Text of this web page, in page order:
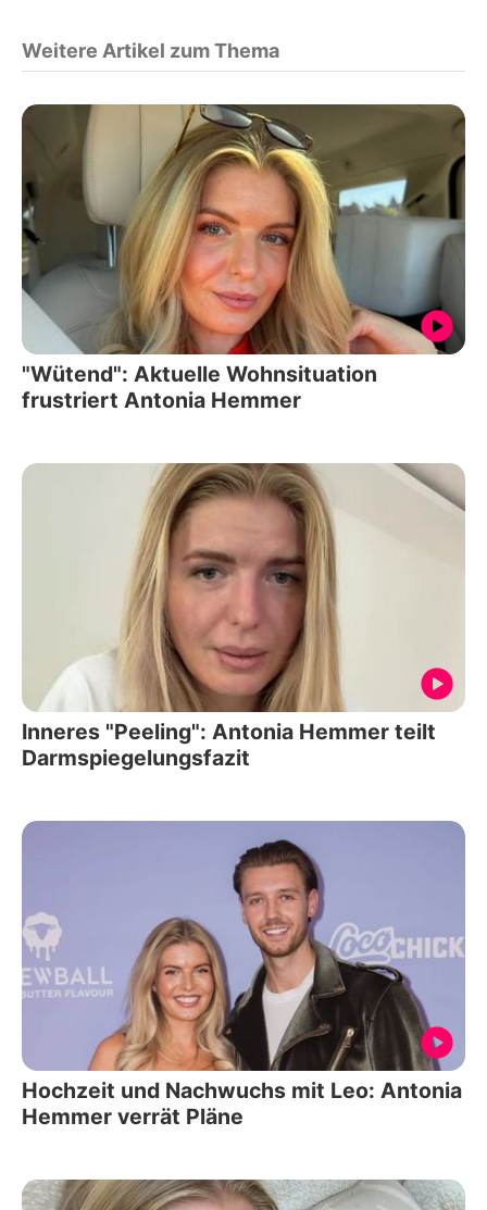
Weitere Artikel zum Thema
"Wütend": Aktuelle Wohnsituation
frustriert Antonia Hemmer
Inneres "Peeling": Antonia Hemmer teilt
Darmspiegelungsfazit
Hochzeit und Nachwuchs mit Leo: Antonia
Hemmer verrät Pläne